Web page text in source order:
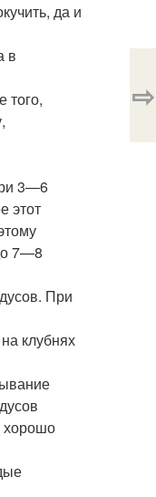
да и
в
того,
3—6
этот
7—8
При
клубнях
хорошо
⇨